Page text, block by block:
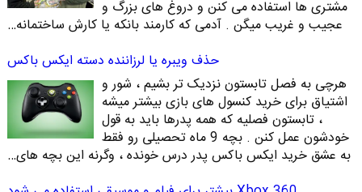
مشتری ها استفاده می کنن و دروغ های بزرگ و
عجیب و غریب میگن . آدمی که کارمند بانکه یا کارش ساختمانه…
حذف ویبره یا لرزاننده دسته ایکس باکس
هرچی به فصل تابستون نزدیک تر بشیم ، شور و
اشتیاق برای خرید کنسول های بازی بیشتر میشه
، تابستون فصلیه که همه پدرها باید به قول
خودشون عمل کنن . بچه 9 ماه تحصیلی رو فقط
به عشق خرید ایکس باکس پدر درس خونده ، وگرنه این بچه های…